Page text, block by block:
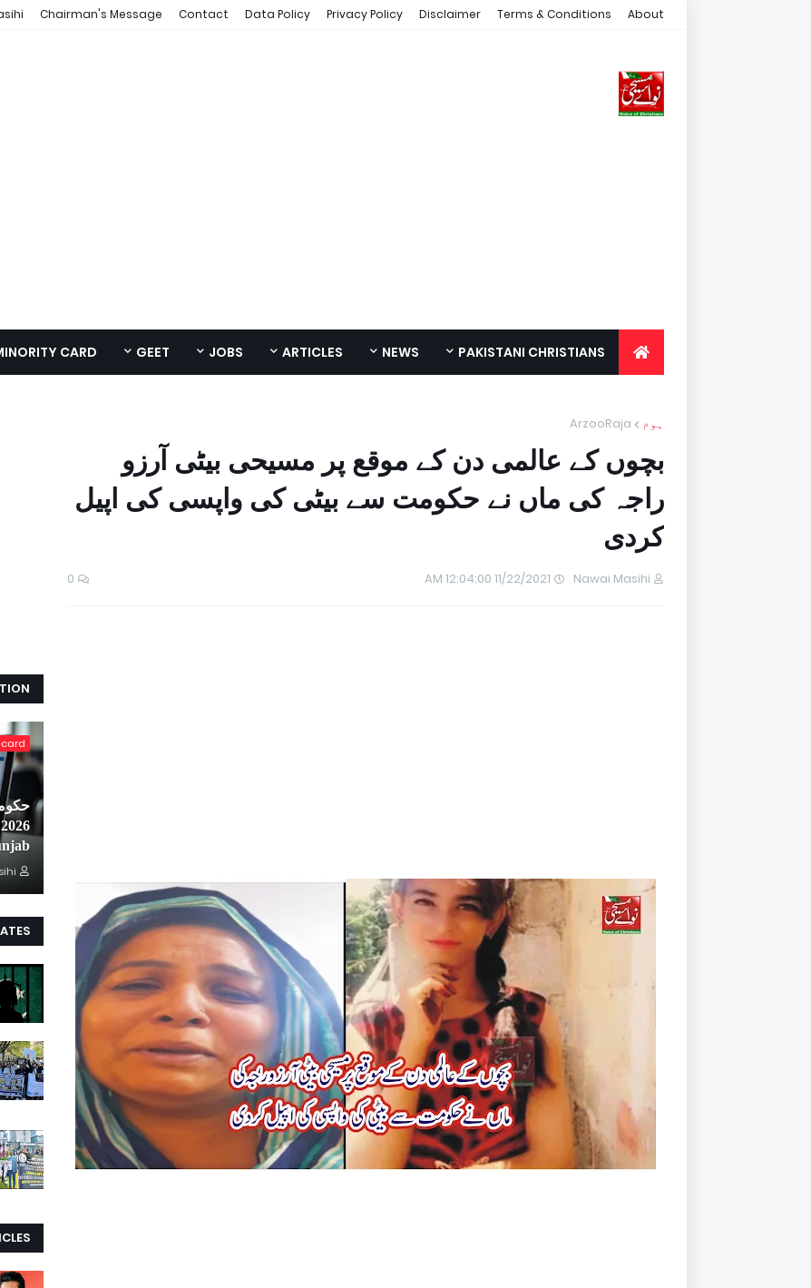
About
Terms & Conditions
Disclaimer
Privacy Policy
Data Policy
Contact
Chairman's Message
PAKISTANI CHRISTIANS
NEWS
ARTICLES
JOBS
GEET
CARD
ہوم ArzooRaja
بچوں کے عالمی دن کے موقع پر مسیحی بیٹی آرزو
راجہ کی ماں نے حکومت سے بیٹی کی واپسی کی اپیل
کردی
Nawai Masihi
11/22/2021 12:04:00 AM
0